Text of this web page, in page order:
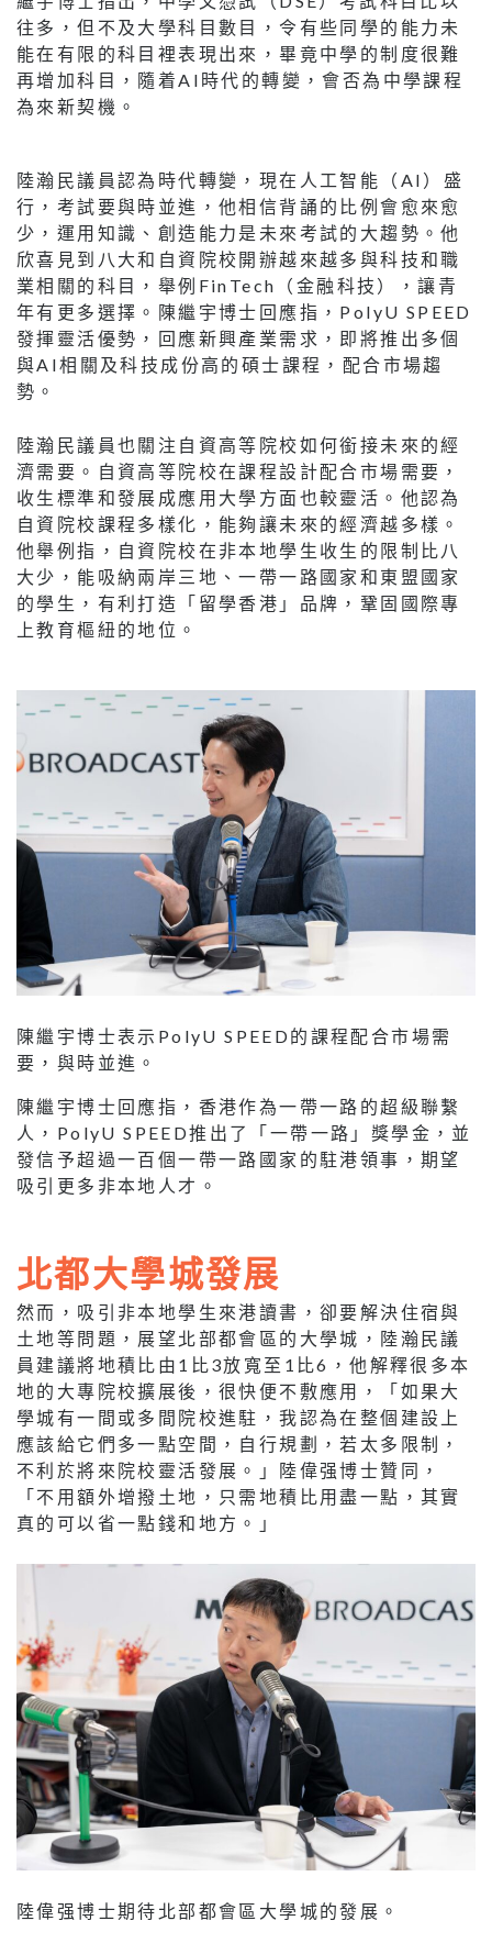
往多，但不及大學科目數目，令有些同學的能力未
能在有限的科目裡表現出來，畢竟中學的制度很難
再增加科目，隨着AI時代的轉變，會否為中學課程
為來新契機。
陸瀚民議員認為時代轉變，現在人工智能（AI）盛
行，考試要與時並進，他相信背誦的比例會愈來愈
少，運用知識、創造能力是未來考試的大趨勢。他
欣喜見到八大和自資院校開辦越來越多與科技和職
業相關的科目，舉例FinTech（金融科技），讓青
年有更多選擇。陳繼宇博士回應指，PolyU SPEED
發揮靈活優勢，回應新興產業需求，即將推出多個
與AI相關及科技成份高的碩士課程，配合市場趨
勢。
陸瀚民議員也關注自資高等院校如何銜接未來的經
濟需要。自資高等院校在課程設計配合市場需要，
收生標準和發展成應用大學方面也較靈活。他認為
自資院校課程多樣化，能夠讓未來的經濟越多樣。
他舉例指，自資院校在非本地學生收生的限制比八
大少，能吸納兩岸三地、一帶一路國家和東盟國家
的學生，有利打造「留學香港」品牌，鞏固國際專
上教育樞紐的地位。
陳繼宇博士表示PolyU SPEED的課程配合市場需
要，與時並進。
陳繼宇博士回應指，香港作為一帶一路的超級聯繫
人，PolyU SPEED推出了「一帶一路」獎學金，並
發信予超過一百個一帶一路國家的駐港領事，期望
吸引更多非本地人才。
北都大學城發展
然而，吸引非本地學生來港讀書，卻要解決住宿與
土地等問題，展望北部都會區的大學城，陸瀚民議
員建議將地積比由1比3放寬至1比6，他解釋很多本
地的大專院校擴展後，很快便不敷應用，「如果大
學城有一間或多間院校進駐，我認為在整個建設上
應該給它們多一點空間，自行規劃，若太多限制，
不利於將來院校靈活發展。」陸偉强博士贊同，
「不用額外增撥土地，只需地積比用盡一點，其實
真的可以省一點錢和地方。」
陸偉强博士期待北部都會區大學城的發展。